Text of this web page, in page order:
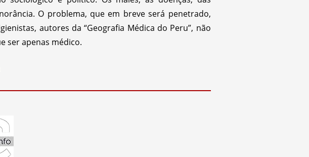
O problema, que em breve será penetrado,
autores da “Geografia Médica do Peru”, não
ser apenas médico.